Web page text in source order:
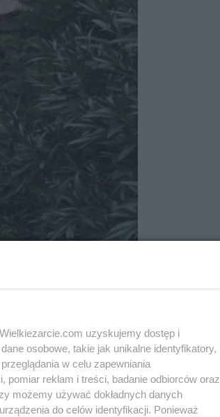
uzyskujemy dostęp i
osobowe, takie jak unikalne identyfikatory,
w celu zapewniania
reklam i treści, badanie odbiorców oraz
możemy używać dokładnych danych
do celów identyfikacji. Ponieważ